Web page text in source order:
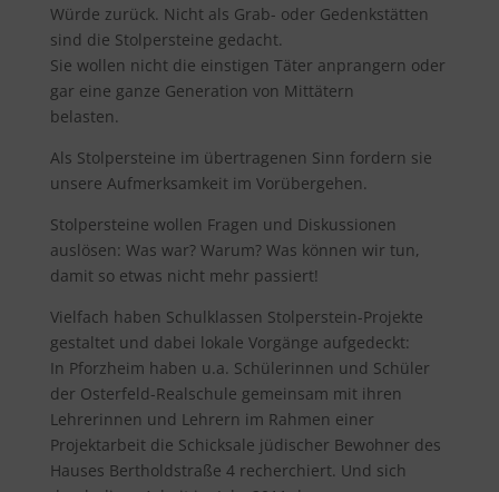
Würde zurück. Nicht als Grab- oder Gedenkstätten
sind die Stolpersteine gedacht.
Sie wollen nicht die einstigen Täter anprangern oder
gar eine ganze Generation von Mittätern
belasten.
Als Stolpersteine im übertragenen Sinn fordern sie
unsere Aufmerksamkeit im Vorübergehen.
Stolpersteine wollen Fragen und Diskussionen
auslösen: Was war? Warum? Was können wir tun,
damit so etwas nicht mehr passiert!
Vielfach haben Schulklassen Stolperstein-Projekte
gestaltet und dabei lokale Vorgänge aufgedeckt:
In Pforzheim haben u.a. Schülerinnen und Schüler
der Osterfeld-Realschule gemeinsam mit ihren
Lehrerinnen und Lehrern im Rahmen einer
Projektarbeit die Schicksale jüdischer Bewohner des
Hauses Bertholdstraße 4 recherchiert. Und sich